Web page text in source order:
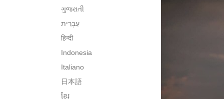
ગુજરાતી
हिन्दी
Indonesia
Italiano
日本語
ខ្មែរ